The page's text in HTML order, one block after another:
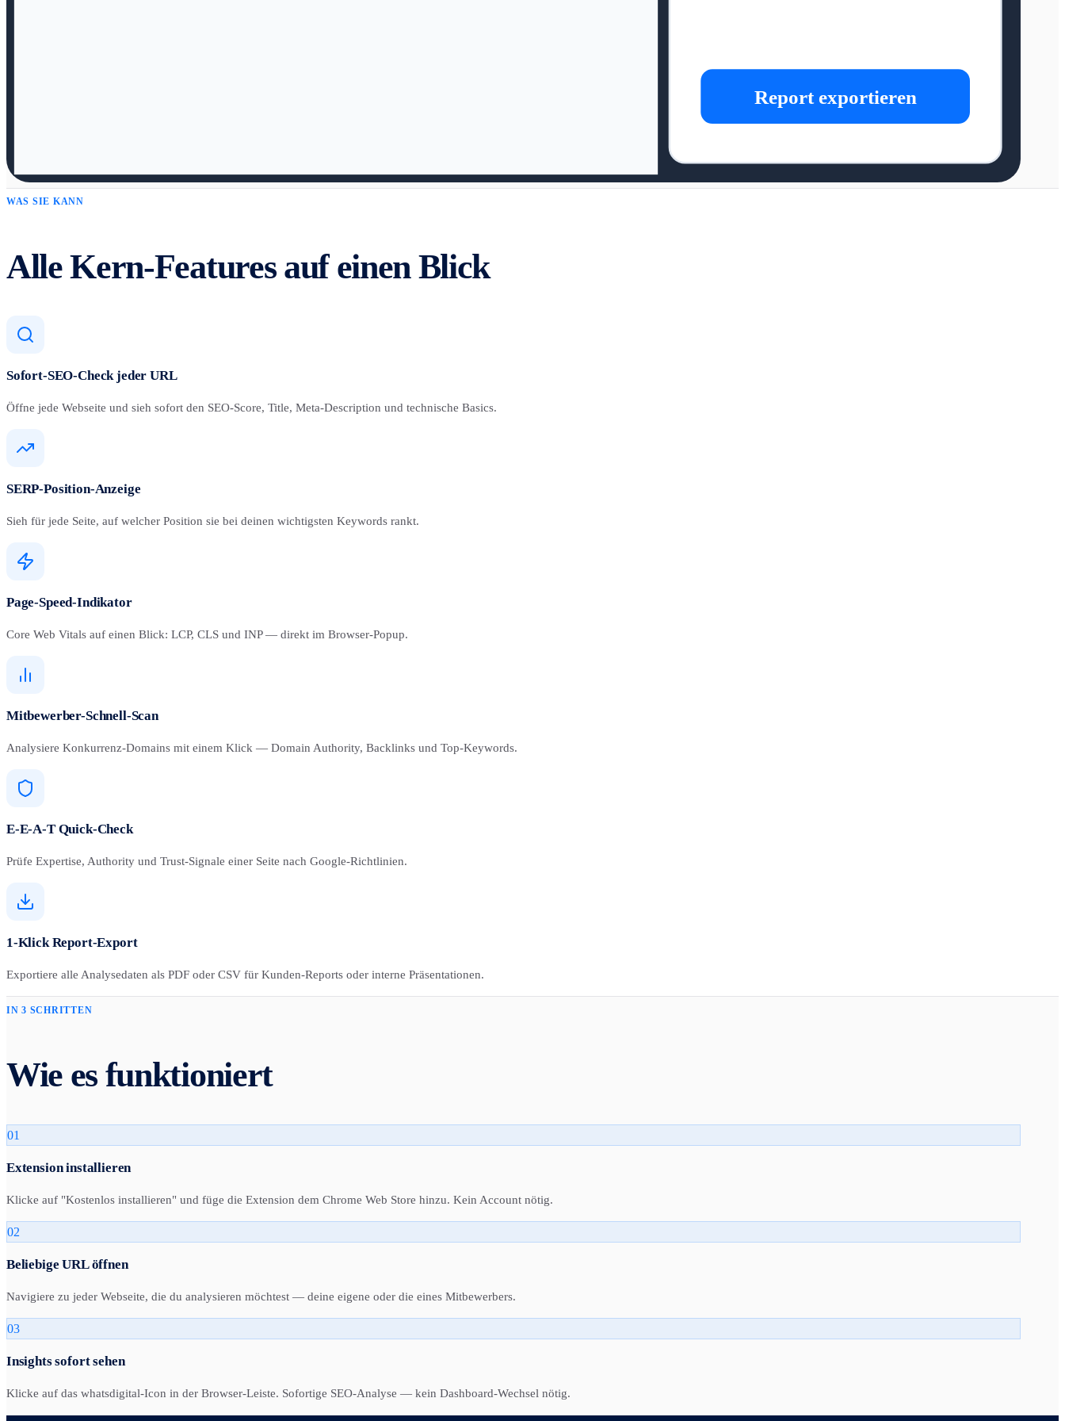
Report exportieren
WAS SIE KANN
Alle Kern-Features auf einen Blick
Sofort-SEO-Check jeder URL
Öffne jede Webseite und sieh sofort den SEO-Score, Title, Meta-Description und technische Basics.
SERP-Position-Anzeige
Sieh für jede Seite, auf welcher Position sie bei deinen wichtigsten Keywords rankt.
Page-Speed-Indikator
Core Web Vitals auf einen Blick: LCP, CLS und INP — direkt im Browser-Popup.
Mitbewerber-Schnell-Scan
Analysiere Konkurrenz-Domains mit einem Klick — Domain Authority, Backlinks und Top-Keywords.
E-E-A-T Quick-Check
Prüfe Expertise, Authority und Trust-Signale einer Seite nach Google-Richtlinien.
1-Klick Report-Export
Exportiere alle Analysedaten als PDF oder CSV für Kunden-Reports oder interne Präsentationen.
IN 3 SCHRITTEN
Wie es funktioniert
01
Extension installieren
Klicke auf "Kostenlos installieren" und füge die Extension dem Chrome Web Store hinzu. Kein Account nötig.
02
Beliebige URL öffnen
Navigiere zu jeder Webseite, die du analysieren möchtest — deine eigene oder die eines Mitbewerbers.
03
Insights sofort sehen
Klicke auf das whatsdigital-Icon in der Browser-Leiste. Sofortige SEO-Analyse — kein Dashboard-Wechsel nötig.